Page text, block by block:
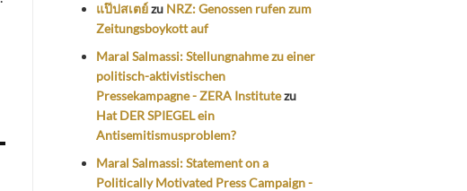
แป๊ปสเตย์zu NRZ: Genossen rufen zum
Zeitungsboykott auf
Maral Salmassi: Stellungnahme zu einer
politisch-aktivistischen
Pressekampagne - ZERA Institutezu
Hat DER SPIEGEL ein
Antisemitismusproblem?
Maral Salmassi: Statement on a
Politically Motivated Press Campaign -